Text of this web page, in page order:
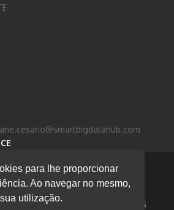
para lhe proporcionar
Ao navegar no mesmo,
utilização.
EBOOKS PROJETOS